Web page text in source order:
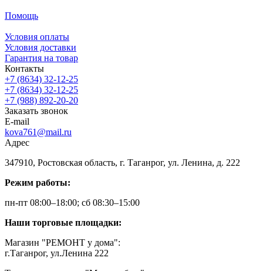
Помощь
Условия оплаты
Условия доставки
Гарантия на товар
Контакты
+7 (8634) 32-12-25
+7 (8634) 32-12-25
+7 (988) 892-20-20
Заказать звонок
E-mail
kova761@mail.ru
Адрес
347910, Ростовская область, г. Таганрог, ул. Ленина, д. 222
Режим работы:
пн-пт 08:00–18:00; сб 08:30–15:00
Наши торговые площадки:
Магазин "РЕМОНТ у дома":
г.Таганрог, ул.Ленина 222